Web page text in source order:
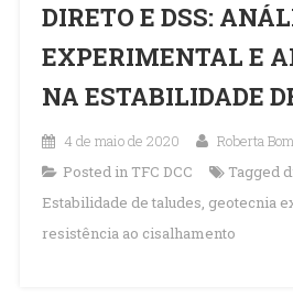
DIRETO E DSS:
EXPERIMENTAL E
NA ESTABILIDADE
4 de maio de 2020
Roberta
Posted in TFC DCC Tagged
Estabilidade de taludes, geotecnia
resistência ao cisalhamento